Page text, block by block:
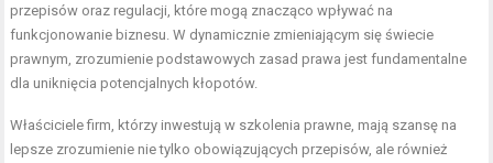
przepisów oraz regulacji, które mogą znacząco wpływać na
funkcjonowanie biznesu. W dynamicznie zmieniającym się świecie
prawnym, zrozumienie podstawowych zasad prawa jest fundamentalne
dla uniknięcia potencjalnych kłopotów.
Właściciele firm, którzy inwestują w szkolenia prawne, mają szansę na
lepsze zrozumienie nie tylko obowiązujących przepisów, ale również